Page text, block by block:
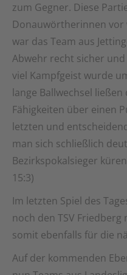
zum Gegner. Diese
Donauwörtherinnen vor
war das Team aus
Abwehr recht sicher
viel Kampfgeist wurde
lange Ballwechsel
Fähigkeiten über einen
letzten und
man sich schließlich
Bezirkspokalsieger
15:3)
Im letzten Spiel des
noch den TSV
somit ebenfalls für die
Auf der kommenden